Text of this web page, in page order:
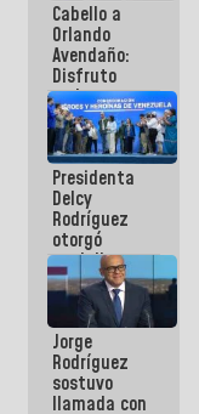
Cabello a
Orlando
Avendaño:
Disfruto
cada vez
que escribes
porque lo
que haces
es
embarrarla
Presidenta
Delcy
Rodríguez
otorgó
medalla
"Héroe de
Venezuela"
a servidores
públicos
Jorge
Rodríguez
sostuvo
llamada con